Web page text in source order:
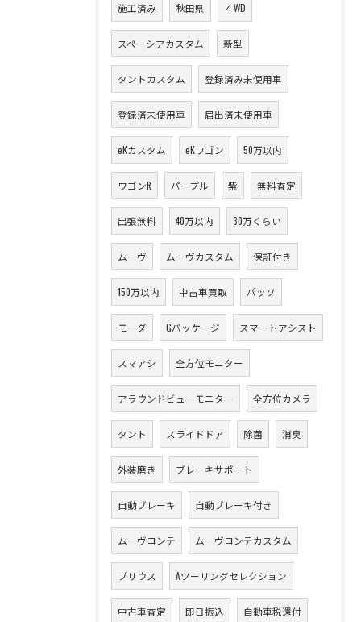
施工済み 秋田県 ４WD
スペーシアカスタム 新型
タントカスタム 登録済み未使用車
登録済未使用車 届出済未使用車
eKカスタム eKワゴン 50万以内
ワゴンR パープル 紫 無料査定
出張無料 40万以内 30万くらい
ムーヴ ムーヴカスタム 保証付き
150万以内 中古車買取 パッソ
モーダ Gパッケージ スマートアシスト
スマアシ 全方位モニター
アラウンドビューモニター 全方位カメラ
タント スライドドア 除菌 消臭
外装磨き ブレーキサポート
自動ブレーキ 自動ブレーキ付き
ムーヴコンテ ムーヴコンテカスタム
プリウス Aツーリングセレクション
中古車査定 即日振込 自動車税還付